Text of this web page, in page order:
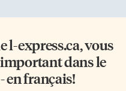
l-express.ca, vous
dans le
en français!